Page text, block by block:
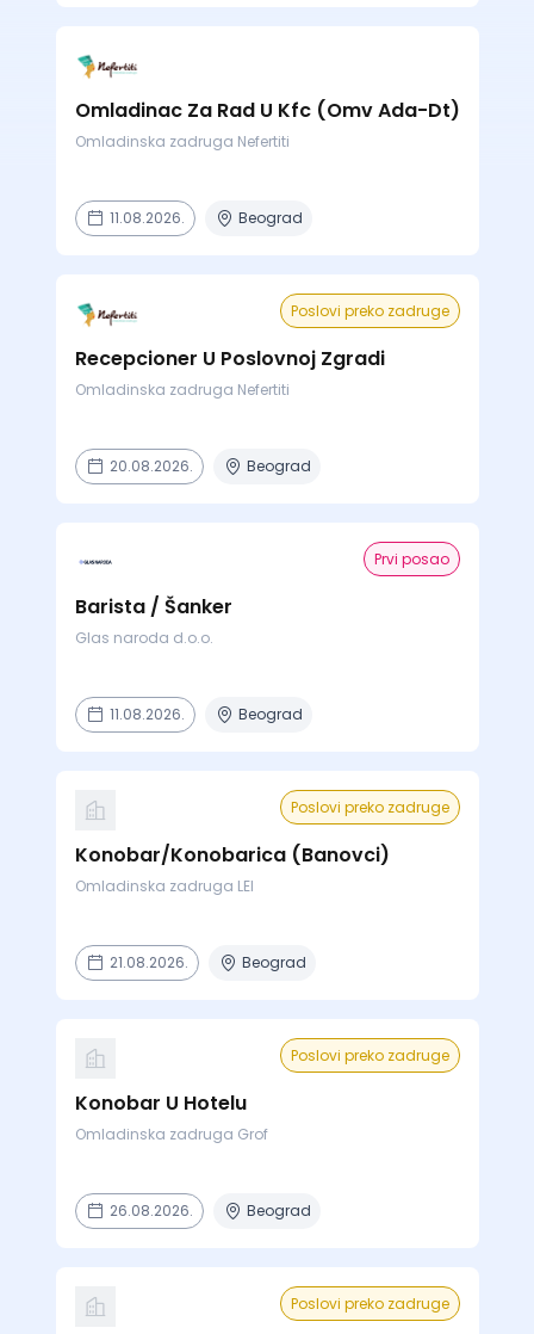
Omladinac Za Rad U Kfc (Omv Ada-Dt)
Omladinska zadruga Nefertiti
11.08.2026. Beograd
Poslovi preko zadruge
Recepcioner U Poslovnoj Zgradi
Omladinska zadruga Nefertiti
20.08.2026. Beograd
Prvi posao
Barista / Šanker
Glas naroda d.o.o.
11.08.2026. Beograd
Poslovi preko zadruge
Konobar/Konobarica (Banovci)
Omladinska zadruga LEI
21.08.2026. Beograd
Poslovi preko zadruge
Konobar U Hotelu
Omladinska zadruga Grof
26.08.2026. Beograd
Poslovi preko zadruge